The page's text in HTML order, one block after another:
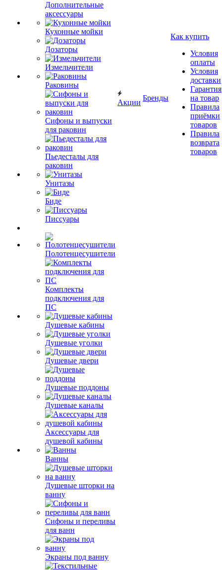
Дополнительные
аксессуары
Кухонные мойки
Дозаторы
Измельчители
Раковины
Сифоны и выпуски
для раковин
Пьедесталы для
раковин
Унитазы
Биде
Писсуары
Полотенцесушители
Комплекты
подключения для
ПС
Душевые кабины
Душевые уголки
Душевые двери
Душевые поддоны
Душевые каналы
Аксессуары для
душевой кабины
Ванны
Душевые шторки на
ванну
Сифоны и переливы
для ванн
Экраны под ванну
Акции
Бренды
Как купить
Условия
оплаты
Условия
доставки
Гарантия
на товар
Правила
приёмки
товаров
Правила
возврата
товаров